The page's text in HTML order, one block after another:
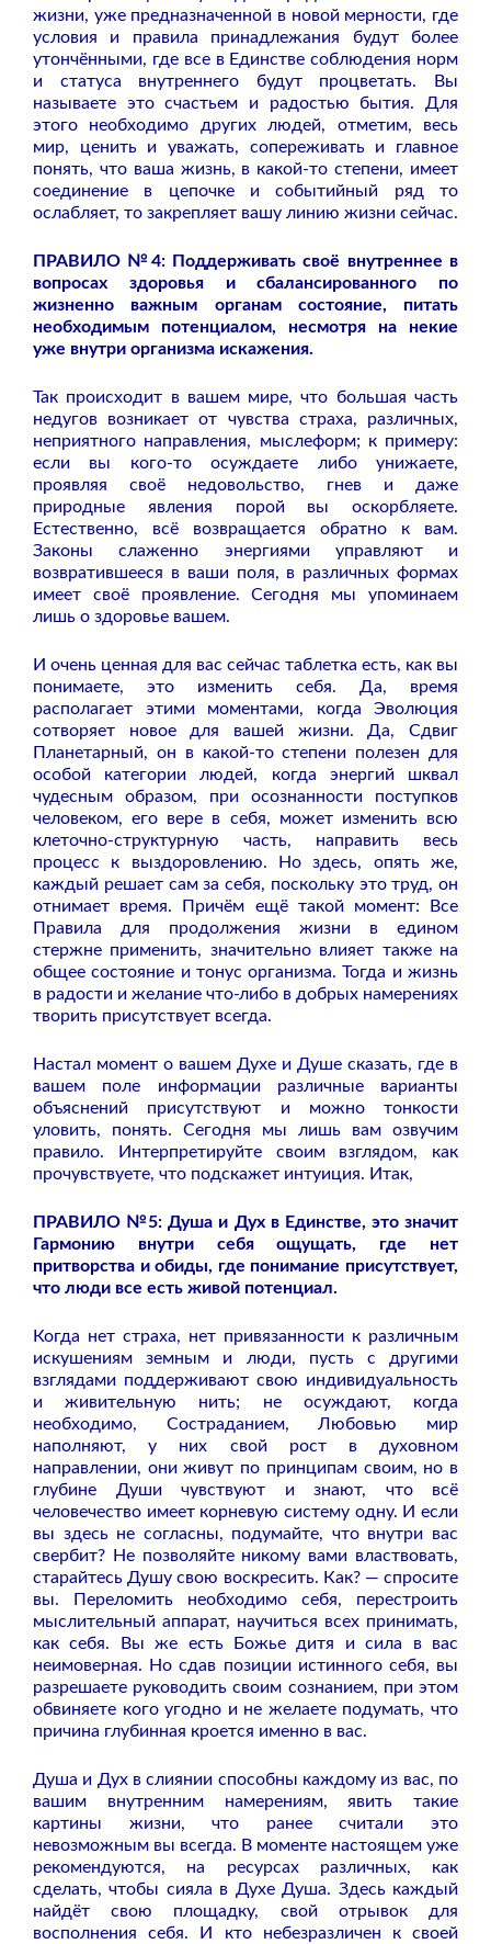
жизни, уже предназначенной в новой мерности, где
условия и правила принадлежания будут более
утончёнными, где все в Единстве соблюдения норм
и статуса внутреннего будут процветать. Вы
называете это счастьем и радостью бытия. Для
этого необходимо других людей, отметим, весь
мир, ценить и уважать, сопереживать и главное
понять, что ваша жизнь, в какой-то степени, имеет
соединение в цепочке и событийный ряд то
ослабляет, то закрепляет вашу линию жизни сейчас.
ПРАВИЛО №4: Поддерживать своё внутреннее в
вопросах здоровья и сбалансированного по
жизненно важным органам состояние, питать
необходимым потенциалом, несмотря на некие
уже внутри организма искажения.
Так происходит в вашем мире, что большая часть
недугов возникает от чувства страха, различных,
неприятного направления, мыслеформ; к примеру:
если вы кого-то осуждаете либо унижаете,
проявляя своё недовольство, гнев и даже
природные явления порой вы оскорбляете.
Естественно, всё возвращается обратно к вам.
Законы слаженно энергиями управляют и
возвратившееся в ваши поля, в различных формах
имеет своё проявление. Сегодня мы упоминаем
лишь о здоровье вашем.
И очень ценная для вас сейчас таблетка есть, как вы
понимаете, это изменить себя. Да, время
располагает этими моментами, когда Эволюция
сотворяет новое для вашей жизни. Да, Сдвиг
Планетарный, он в какой-то степени полезен для
особой категории людей, когда энергий шквал
чудесным образом, при осознанности поступков
человеком, его вере в себя, может изменить всю
клеточно-структурную часть, направить весь
процесс к выздоровлению. Но здесь, опять же,
каждый решает сам за себя, поскольку это труд, он
отнимает время. Причём ещё такой момент: Все
Правила для продолжения жизни в едином
стержне применить, значительно влияет также на
общее состояние и тонус организма. Тогда и жизнь
в радости и желание что-либо в добрых намерениях
творить присутствует всегда.
Настал момент о вашем Духе и Душе сказать, где в
вашем поле информации различные варианты
объяснений присутствуют и можно тонкости
уловить, понять. Сегодня мы лишь вам озвучим
правило. Интерпретируйте своим взглядом, как
прочувствуете, что подскажет интуиция. Итак,
ПРАВИЛО №5: Душа и Дух в Единстве, это значит
Гармонию внутри себя ощущать, где нет
притворства и обиды, где понимание присутствует,
что люди все есть живой потенциал.
Когда нет страха, нет привязанности к различным
искушениям земным и люди, пусть с другими
взглядами поддерживают свою индивидуальность
и живительную нить; не осуждают, когда
необходимо, Состраданием, Любовью мир
наполняют, у них свой рост в духовном
направлении, они живут по принципам своим, но в
глубине Души чувствуют и знают, что всё
человечество имеет корневую систему одну. И если
вы здесь не согласны, подумайте, что внутри вас
свербит? Не позволяйте никому вами властвовать,
старайтесь Душу свою воскресить. Как? — спросите
вы. Переломить необходимо себя, перестроить
мыслительный аппарат, научиться всех принимать,
как себя. Вы же есть Божье дитя и сила в вас
неимоверная. Но сдав позиции истинного себя, вы
разрешаете руководить своим сознанием, при этом
обвиняете кого угодно и не желаете подумать, что
причина глубинная кроется именно в вас.
Душа и Дух в слиянии способны каждому из вас, по
вашим внутренним намерениям, явить такие
картины жизни, что ранее считали это
невозможным вы всегда. В моменте настоящем уже
рекомендуются, на ресурсах различных, как
сделать, чтобы сияла в Духе Душа. Здесь каждый
найдёт свою площадку, свой отрывок для
восполнения себя. И кто небезразличен к своей